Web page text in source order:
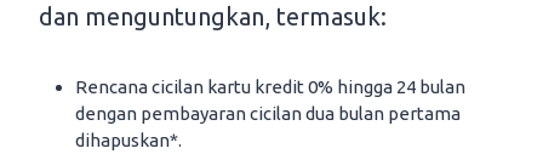
dan menguntungkan, termasuk:
Rencana cicilan kartu kredit 0% hingga 24 bulan
dengan pembayaran cicilan dua bulan pertama
dihapuskan*.